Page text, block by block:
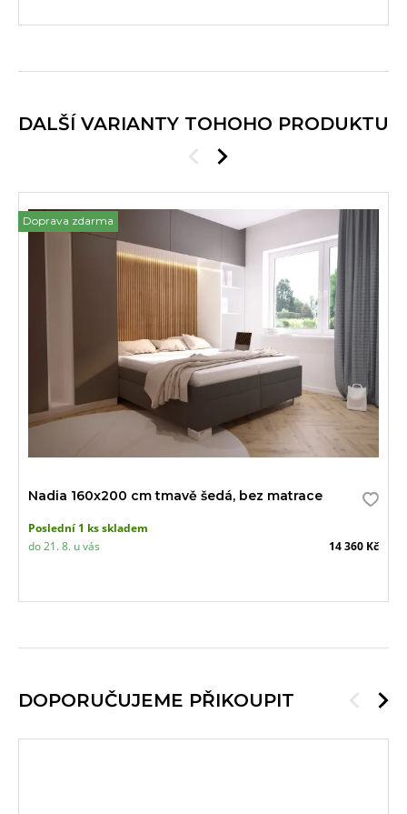
DALŠÍ VARIANTY TOHOHO PRODUKTU
Doprava zdarma
Nadia 160x200 cm tmavě šedá, bez matrace
Poslední 1 ks skladem
do 21. 8. u vás
14 360 Kč
DOPORUČUJEME PŘIKOUPIT